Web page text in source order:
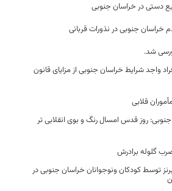
شد.
واجد شرایط خراسان جنوبی از مزایای قانون
قلابی
روز قدس امسال رنگ و بوی انقلابی ‌تر
توسط کودکان ونوجوانان خراسان جنوبی در